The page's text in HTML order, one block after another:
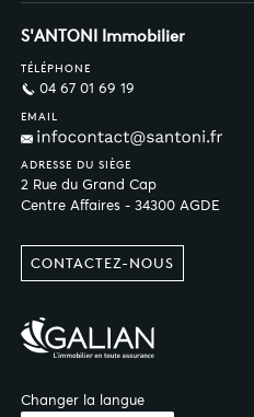
S'ANTONI Immobilier
TÉLÉPHONE
04 67 01 69 19
EMAIL
ADRESSE DU SIÈGE
2 Rue du Grand Cap
Centre Affaires - 34300 AGDE
CONTACTEZ-NOUS
Changer la langue